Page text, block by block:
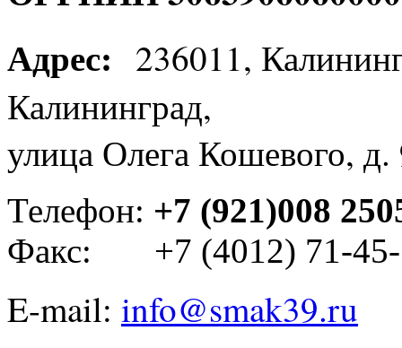
Адрес: 236011,
Калининград,
улица Олега Кошевого,
Телефон: +7 (921)008
Факс: +7 (4012) 71-
E-mail: info@smak39.ru